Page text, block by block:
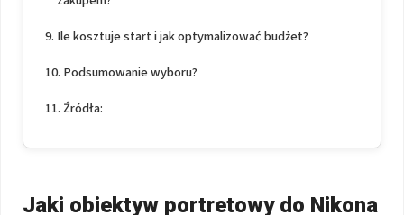
Ile kosztuje start i jak optymalizować budżet?
Podsumowanie wyboru?
Źródła:
Jaki obiektyw portretowy do Nikona